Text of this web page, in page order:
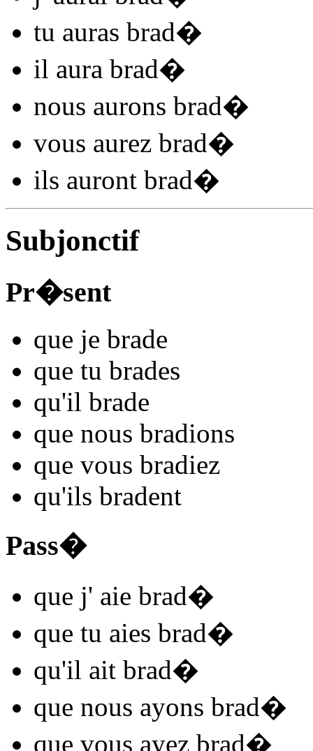
tu auras brad�
il aura brad�
nous aurons brad�
vous aurez brad�
ils auront brad�
Subjonctif
Pr�sent
que je brade
que tu brades
qu'il brade
que nous bradions
que vous bradiez
qu'ils bradent
Pass�
que j' aie brad�
que tu aies brad�
qu'il ait brad�
que nous ayons brad�
que vous ayez brad�